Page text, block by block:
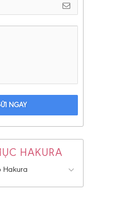
NGAY
HAKURA
Hakura